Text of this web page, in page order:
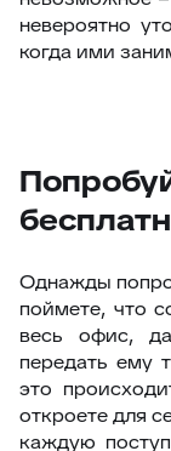
невероятно
когда ими
Однажды
поймете, что
весь офис,
передать ему
это
откроете для
каждую